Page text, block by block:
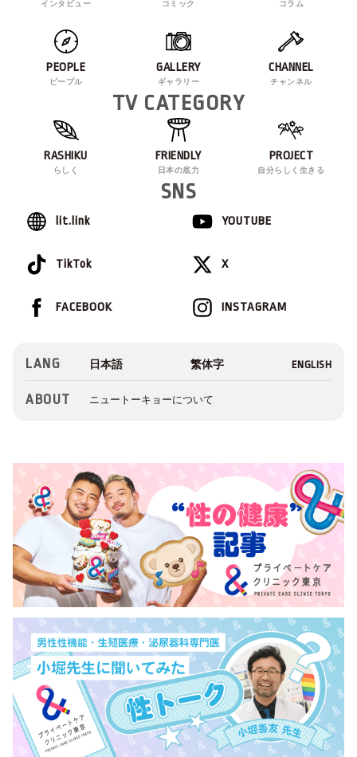
インタビュー コミック コラム
PEOPLE
ピープル
GALLERY
ギャラリー
CHANNEL
チャンネル
TV CATEGORY
RASHIKU
らしく
FRIENDLY
日本の底力
PROJECT
自分らしく生きる
SNS
lit.link YOUTUBE
TikTok X
INSTAGRAM
FACEBOOK
LANG
ABOUT ニュートーキョーについて